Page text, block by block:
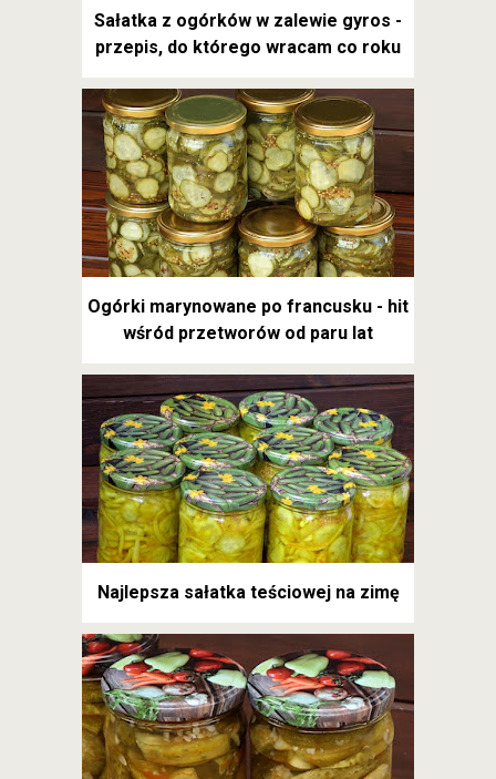
Sałatka z ogórków w zalewie gyros -
przepis, do którego wracam co roku
Ogórki marynowane po francusku - hit
wśród przetworów od paru lat
Najlepsza sałatka teściowej na zimę